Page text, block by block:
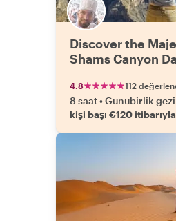
Discover the
Shams Canyon
4.8 112
8 saat•Gunubirlik
kişi başı €120 itibarıyla